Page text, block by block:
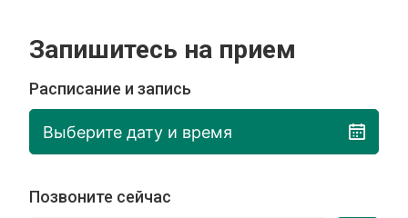
Запишитесь на прием
Расписание и запись
Выберите дату и время
Позвоните сейчас